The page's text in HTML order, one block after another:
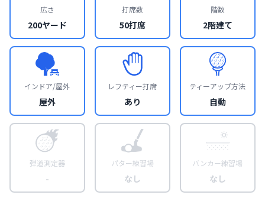
広さ
200ヤード
打席数
50打席
階数
2階建て
インドア/屋外
屋外
レフティー打席
あり
ティーアップ方法
自動
弾道測定器
-
パター練習場
なし
バンカー練習場
なし